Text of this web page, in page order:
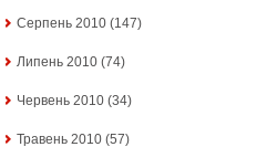
Серпень 2010 (147)
Липень 2010 (74)
Червень 2010 (34)
Травень 2010 (57)